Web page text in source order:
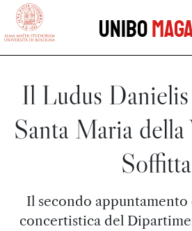
vai al contenuto della pagina
Unibo
Il Ludus
Santa Maria
Soffitta
Il secondo appuntamento
concertistica del